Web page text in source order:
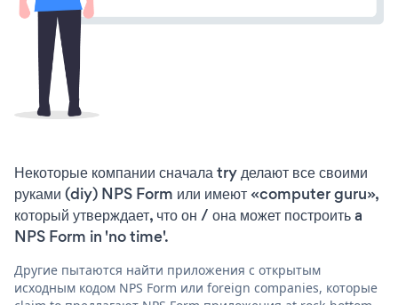
Некоторые компании сначала try делают все своими
руками (diy) NPS Form или имеют «computer guru»,
который утверждает, что он / она может построить a
NPS Form in 'no time'.
Другие пытаются найти приложения с открытым
исходным кодом NPS Form или foreign companies, которые